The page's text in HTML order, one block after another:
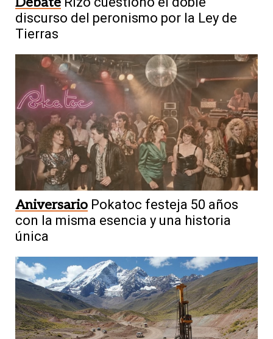
discurso del peronismo por la Ley de
Tierras
Aniversario Pokatoc festeja 50 años
con la misma esencia y una historia
única